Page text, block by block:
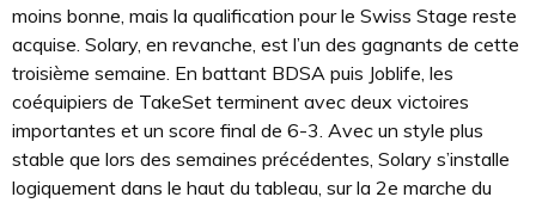
moins bonne, mais la qualification pour le Swiss Stage reste
acquise. Solary, en revanche, est l’un des gagnants de cette
troisième semaine. En battant BDSA puis Joblife, les
coéquipiers de TakeSet terminent avec deux victoires
importantes et un score final de 6-3. Avec un style plus
stable que lors des semaines précédentes, Solary s’installe
logiquement dans le haut du tableau, sur la 2e marche du